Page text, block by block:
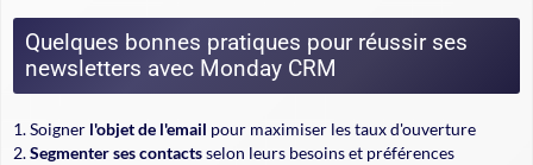
Quelques bonnes pratiques pour réussir ses
newsletters avec Monday CRM
Soigner l'objet de l'email pour maximiser les taux d'ouverture
Segmenter ses contactsselon leurs besoins et préférences